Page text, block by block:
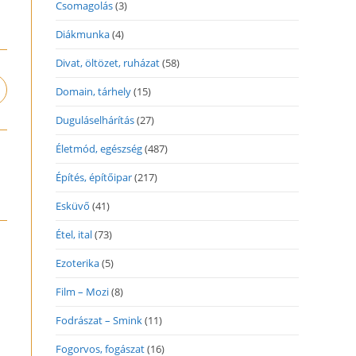
Csomagolás(3)
Diákmunka(4)
Divat, öltözet, ruházat(58)
Domain, tárhely(15)
Duguláselhárítás(27)
Életmód, egészség(487)
Építés, építőipar(217)
Esküvő (41)
Étel, ital(73)
Ezoterika(5)
Film – Mozi(8)
Fodrászat – Smink(11)
Fogorvos, fogászat(16)